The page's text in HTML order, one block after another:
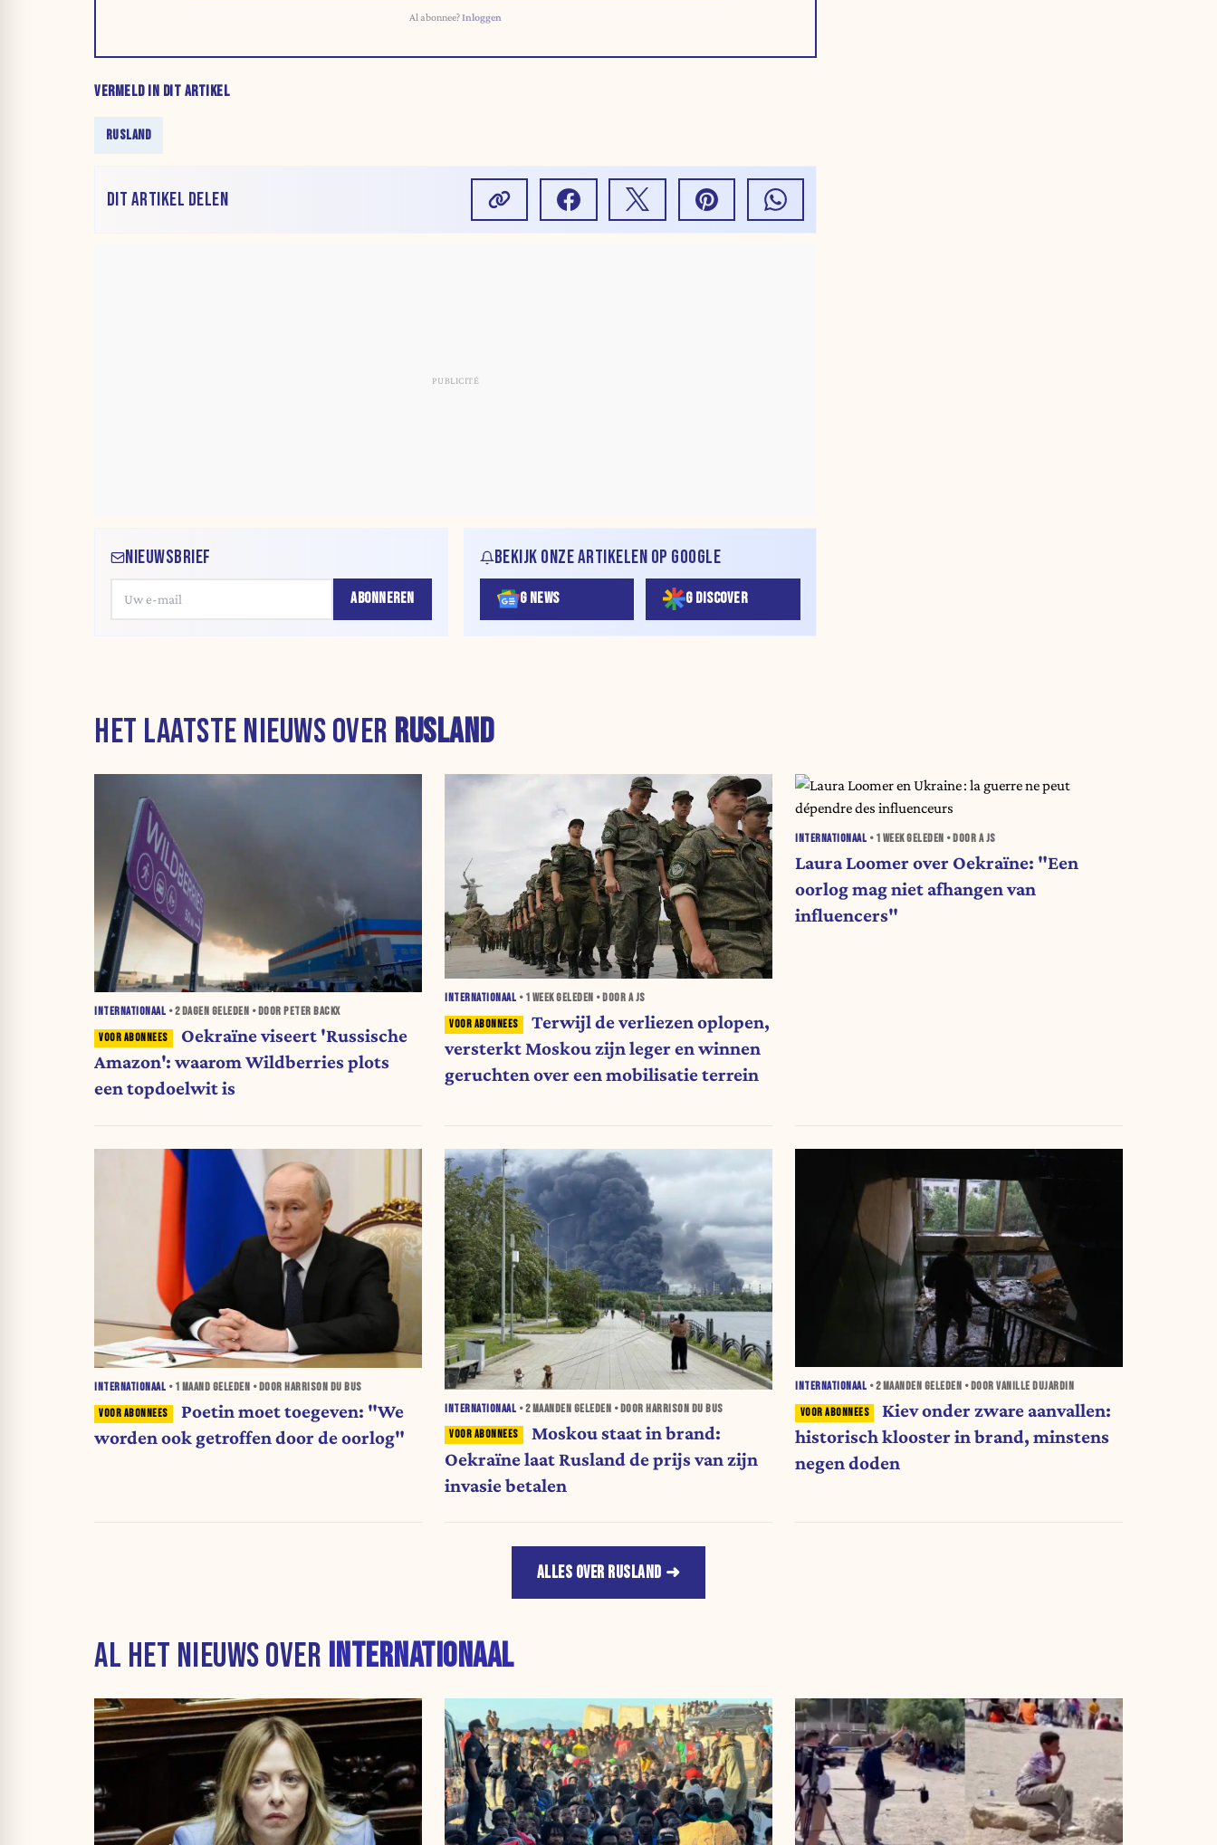
Al abonnee?Inloggen
VERMELD IN DIT ARTIKEL
RUSLAND
DIT ARTIKEL DELEN
NIEUWSBRIEF
ABONNEREN
BEKIJK ONZE ARTIKELEN OP GOOGLE
G NEWS G DISCOVER
HET LAATSTE NIEUWS OVER RUSLAND
INTERNATIONAAL •2 DAGEN GELEDEN • DOOR PETER BACKX
Oekraïne viseert 'Russische
Amazon': waarom Wildberries plots
een topdoelwit is
INTERNATIONAAL • 1 WEEKGELEDEN • DOOR A JS
Terwijl de verliezen oplopen,
versterkt Moskou zijn leger en winnen
geruchten over een mobilisatie terrein
INTERNATIONAAL • 1 WEEKGELEDEN • DOOR A JS
Laura Loomer over Oekraïne: "Een
oorlog mag niet afhangen van
influencers"
INTERNATIONAAL • 1 MAAND GELEDEN • DOOR HARRISON DU BUS
Poetin moet toegeven: "We
worden ook getroffen door de oorlog"
INTERNATIONAAL •2 MAANDEN GELEDEN • DOOR HARRISON DU BUS
Moskou staat in brand:
Oekraïne laat Rusland de prijs van zijn
invasie betalen
INTERNATIONAAL •2 MAANDEN GELEDEN • DOOR VANILLE DUJARDIN
Kiev onder zware aanvallen:
historisch klooster in brand, minstens
negen doden
ALLES OVER RUSLAND
AL HET NIEUWS OVER INTERNATIONAAL